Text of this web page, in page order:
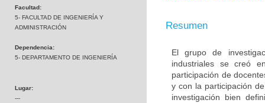
Facultad:
5- FACULTAD DE INGENIERÍA Y
ADMINISTRACIÓN
Dependencia:
5- DEPARTAMENTO DE INGENIERÍA
Lugar:
---
Resumen
El grupo de
industriales se creó
participación de
y con la participación
investigación bien